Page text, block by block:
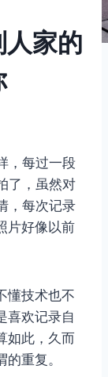
家的
，每过一段
了，虽然对
，每次记录
片好像以前
懂技术也不
喜欢记录自
如此，久而
重复。